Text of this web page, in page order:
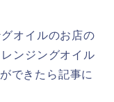
オイルのお店の
ンジングオイル
できたら記事に